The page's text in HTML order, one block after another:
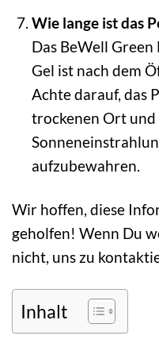
Wie lange ist das
Das BeWell
Gel ist nach dem
Achte darauf, das
trockenen Ort
aufzubewahren.
Wir hoffen, diese
geholfen! Wenn Du
nicht, uns zu
Inhalt